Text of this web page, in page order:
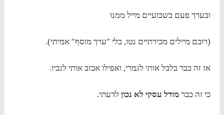
ובערך פעם בשבועיים מייל ממנו
(רובם מיילים מכירתיים נטו, בלי "ערך מוסף" אמיתי).
אז זה כבר בלבל אותי לגמרי, ואפילו אכזב אותי לגביו.
כי זה כברמודל עסקי לא נכון לדעתי.